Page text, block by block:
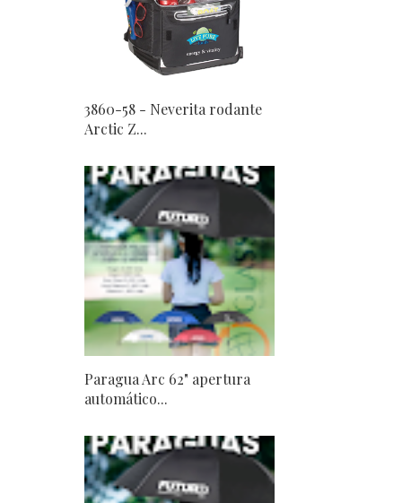
3860-58 - Neverita rodante
Arctic Z...
Paragua Arc 62" apertura
automático...